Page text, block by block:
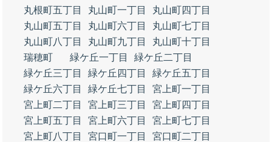
丸根町五丁目
丸山町一丁目
丸山町四丁目
丸山町五丁目
丸山町六丁目
丸山町七丁目
丸山町八丁目
丸山町九丁目
丸山町十丁目
瑞穂町
緑ケ丘一丁目
緑ケ丘二丁目
緑ケ丘三丁目
緑ケ丘四丁目
緑ケ丘五丁目
緑ケ丘六丁目
緑ケ丘七丁目
宮上町一丁目
宮上町二丁目
宮上町三丁目
宮上町四丁目
宮上町五丁目
宮上町六丁目
宮上町七丁目
宮上町八丁目
宮口町一丁目
宮口町二丁目